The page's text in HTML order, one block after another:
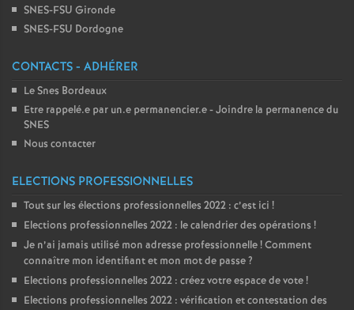
SNES-FSU Gironde
SNES-FSU Dordogne
CONTACTS - ADHÉRER
Le Snes Bordeaux
Etre rappelé.e par un.e permanencier.e - Joindre la permanence du
SNES
Nous contacter
ELECTIONS PROFESSIONNELLES
Tout sur les élections professionnelles 2022 : c’est ici !
Elections professionnelles 2022 : le calendrier des opérations !
Je n’ai jamais utilisé mon adresse professionnelle! Comment
connaître mon identifiant et mon mot de passe?
Elections professionnelles 2022 : créez votre espace de vote!
Elections professionnelles 2022 : vérification et contestation des